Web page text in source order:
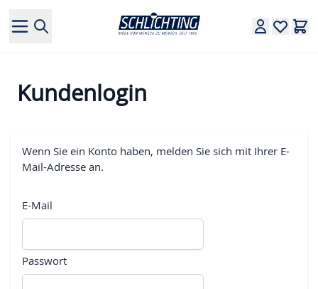
Kundenlogin
Wenn Sie ein Konto haben, melden Sie sich mit Ihrer E-
Mail-Adresse an.
E-Mail
Passwort
Passwort versteckt